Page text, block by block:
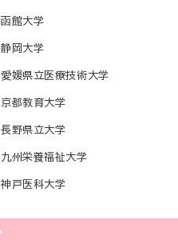
函館大学
静岡大学
愛媛県立医療技術大学
京都教育大学
長野県立大学
九州栄養福祉大学
神戸医科大学